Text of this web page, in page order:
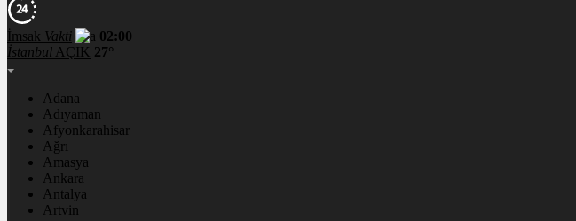
İmsak Vakti
02:00
İstanbul AÇIK 27°
Adana
Adıyaman
Afyonkarahisar
Ağrı
Amasya
Ankara
Antalya
Artvin